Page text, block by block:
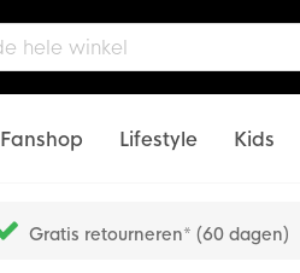
Fanshop Lifestyle Kids
Gratis retourneren* (60 dagen)